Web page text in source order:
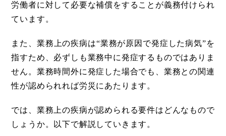
労働者に対して必要な補償をすることが義務付けられ
ています。
また、業務上の疾病は“業務が原因で発症した病気”を
指すため、必ずしも業務中に発症するものではありま
せん。業務時間外に発症した場合でも、業務との関連
性が認められれば労災にあたります。
では、業務上の疾病が認められる要件はどんなもので
しょうか。以下で解説していきます。